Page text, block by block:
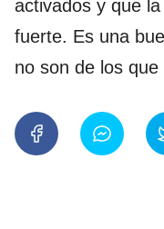
activados y que
fuerte. Es una
no son de los